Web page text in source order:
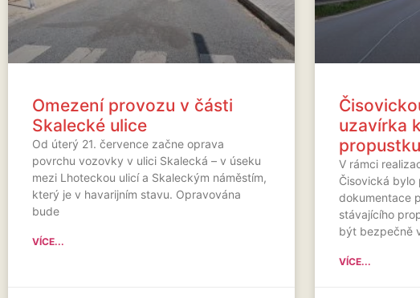
Omezení provozu v části
Skalecké ulice
Od úterý 21. července začne oprava
povrchu vozovky v ulici Skalecká – v úseku
mezi Lhoteckou ulicí a Skaleckým náměstím,
který je v havarijním stavu. Opravována
bude
VÍCE...
uzavírka
V rámci
Čisovická bylo
dokumentace
stávajícího
být bezpečně
VÍCE...